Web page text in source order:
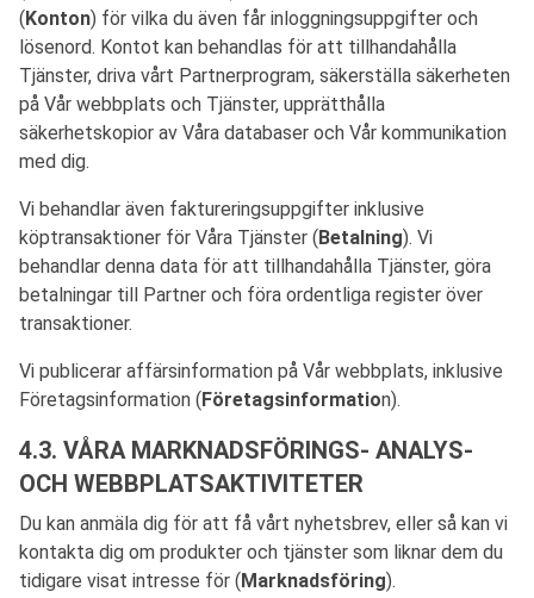
(Konton) för vilka du även får inloggningsuppgifter och
lösenord. Kontot kan behandlas för att tillhandahålla
Tjänster, driva vårt Partnerprogram, säkerställa säkerheten
på Vår webbplats och Tjänster, upprätthålla
säkerhetskopior av Våra databaser och Vår kommunikation
med dig.
Vi behandlar även faktureringsuppgifter inklusive
köptransaktioner för Våra Tjänster (Betalning). Vi
behandlar denna data för att tillhandahålla Tjänster, göra
betalningar till Partner och föra ordentliga register över
transaktioner.
Vi publicerar affärsinformation på Vår webbplats, inklusive
Företagsinformation (Företagsinformation).
4.3. VÅRA MARKNADSFÖRINGS- ANALYS-
OCH WEBBPLATSAKTIVITETER
Du kan anmäla dig för att få vårt nyhetsbrev, eller så kan vi
kontakta dig om produkter och tjänster som liknar dem du
tidigare visat intresse för (Marknadsföring).